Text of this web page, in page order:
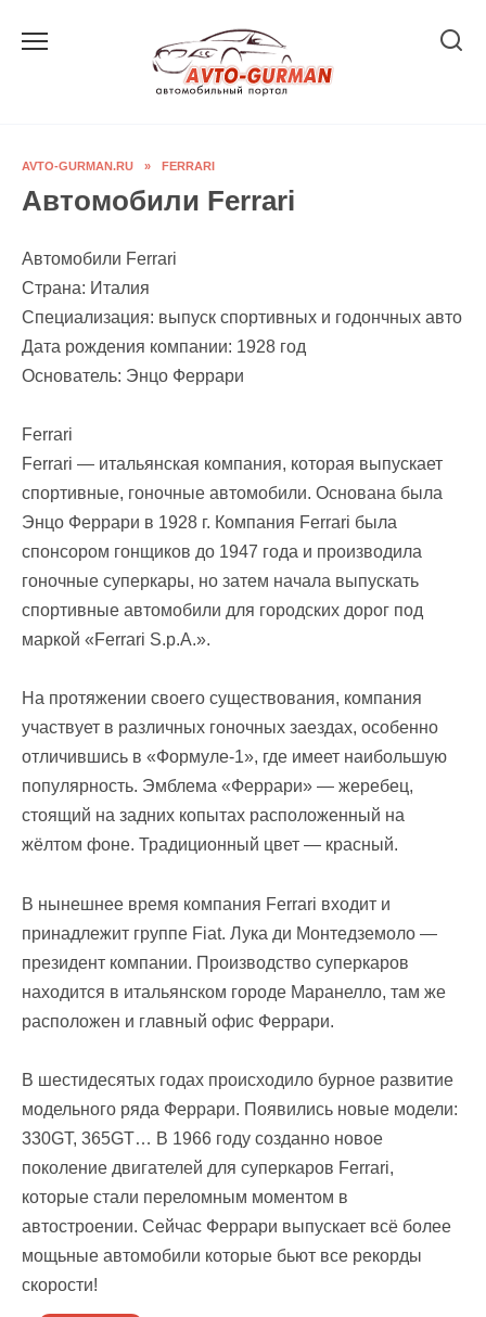
AVTO-GURMAN.RU » FERRARI
Автомобили Ferrari
Автомобили Ferrari
Страна: Италия
Специализация: выпуск спортивных и годончных авто
Дата рождения компании: 1928 год
Основатель: Энцо Феррари
Ferrari
Ferrari — итальянская компания, которая выпускает
спортивные, гоночные автомобили. Основана была
Энцо Феррари в 1928 г. Компания Ferrari была
спонсором гонщиков до 1947 года и производила
гоночные суперкары, но затем начала выпускать
спортивные автомобили для городских дорог под
маркой «Ferrari S.p.A.».
На протяжении своего существования, компания
участвует в различных гоночных заездах, особенно
отличившись в «Формуле-1», где имеет наибольшую
популярность. Эмблема «Феррари» — жеребец,
стоящий на задних копытах расположенный на
жёлтом фоне. Традиционный цвет — красный.
В нынешнее время компания Ferrari входит и
принадлежит группе Fiat. Лука ди Монтедземоло —
президент компании. Производство суперкаров
находится в итальянском городе Маранелло, там же
расположен и главный офис Феррари.
В шестидесятых годах происходило бурное развитие
модельного ряда Феррари. Появились новые модели:
330GT, 365GT… В 1966 году созданно новое
поколение двигателей для суперкаров Ferrari,
которые стали переломным моментом в
автостроении. Сейчас Феррари выпускает всё более
мощьные автомобили которые бьют все рекорды
скорости!